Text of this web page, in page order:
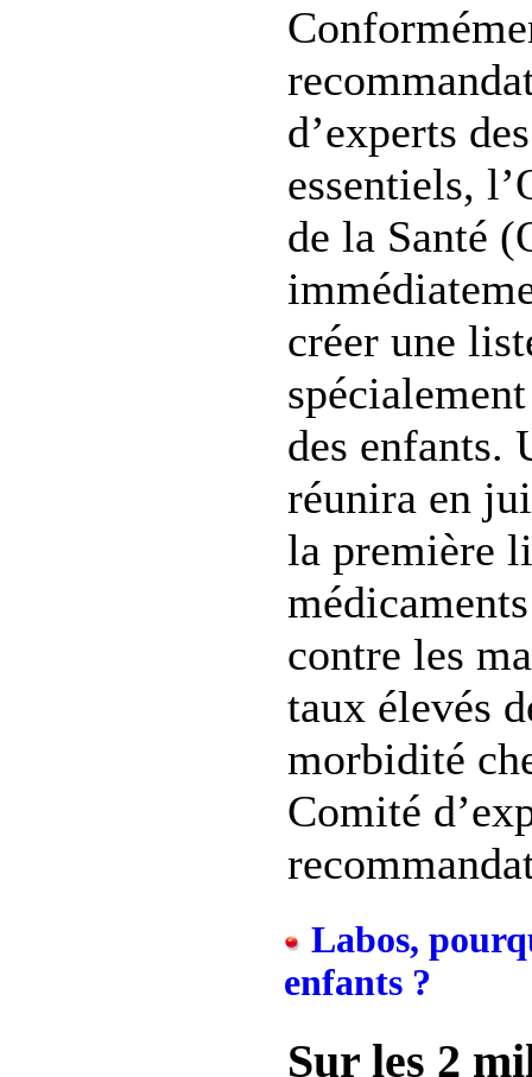
d’experts
essentiels,
de la Santé
créer une
des enfants.
réunira en
la première
contre les
taux élevés
morbidité
Comité
Labos,
enfants ?
Sur les 2